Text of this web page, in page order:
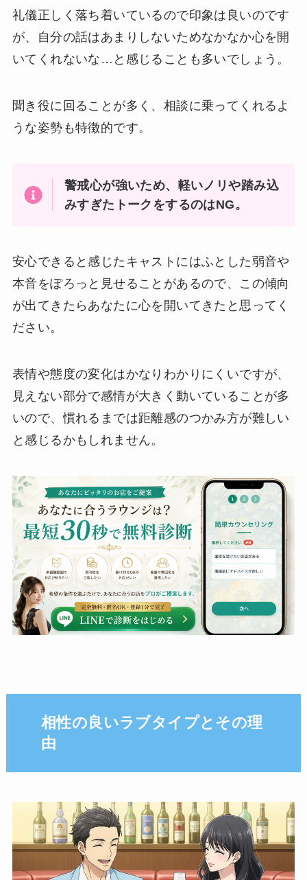
礼儀正しく落ち着いているので印象は良いのです
が、自分の話はあまりしないためなかなか心を開
いてくれないな…と感じることも多いでしょう。
聞き役に回ることが多く、相談に乗ってくれるよ
うな姿勢も特徴的です。
警戒心が強いため、軽いノリや踏み込
みすぎたトークをするのはNG。
安心できると感じたキャストにはふとした弱音や
本音をぽろっと見せることがあるので、この傾向
が出てきたらあなたに心を開いてきたと思ってく
ださい。
表情や態度の変化はかなりわかりにくいですが、
見えない部分で感情が大きく動いていることが多
いので、慣れるまでは距離感のつかみ方が難しい
と感じるかもしれません。
相性の良いラブタイプとその理
由